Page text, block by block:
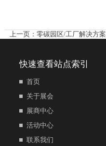
上一页： 零碳园区/工厂解决方案
快速查看站点索引
首页
关于展会
展商中心
活动中心
联系我们